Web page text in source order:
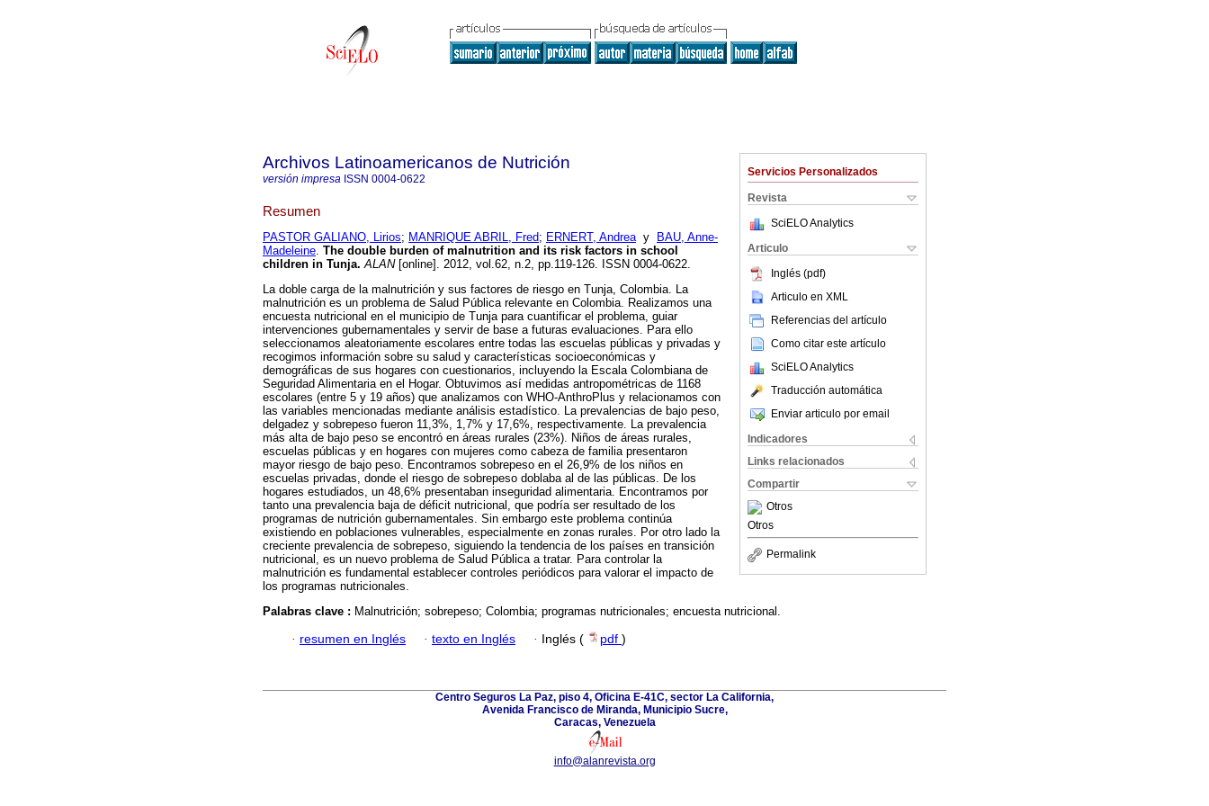
Servicios Personalizados
Revista
SciELO Analytics
Articulo
Inglés (pdf)
Articulo en XML
Referencias del artículo
Como citar este artículo
SciELO Analytics
Traducción automática
Enviar articulo por email
Indicadores
Links relacionados
Compartir
Otros
Otros
Permalink
Archivos Latinoamericanos de Nutrición
versión impresa ISSN 0004-0622
Resumen
PASTOR GALIANO, Lirios; MANRIQUE ABRIL, Fred; ERNERT, Andreay
BAU, Anne-
Madeleine. The double burden of malnutrition and its risk factors in school
children in Tunja. ALAN[online]. 2012, vol.62, n.2, pp.119-126. ISSN 0004-0622.
La doble carga de la malnutrición y sus factores de riesgo en Tunja, Colombia. La
malnutrición es un problema de Salud Pública relevante en Colombia. Realizamos una
encuesta nutricional en el municipio de Tunja para cuantificar el problema, guiar
intervenciones gubernamentales y servir de base a futuras evaluaciones. Para ello
seleccionamos aleatoriamente escolares entre todas las escuelas públicas y privadas y
recogimos información sobre su salud y características socioeconómicas y
demográficas de sus hogares con cuestionarios, incluyendo la Escala Colombiana de
Seguridad Alimentaria en el Hogar. Obtuvimos así medidas antropométricas de 1168
escolares (entre 5 y 19 años) que analizamos con WHO-AnthroPlus y relacionamos con
las variables mencionadas mediante análisis estadístico. La prevalencias de bajo peso,
delgadez y sobrepeso fueron 11,3%, 1,7% y 17,6%, respectivamente. La prevalencia
más alta de bajo peso se encontró en áreas rurales (23%). Niños de áreas rurales,
escuelas públicas y en hogares con mujeres como cabeza de familia presentaron
mayor riesgo de bajo peso. Encontramos sobrepeso en el 26,9% de los niños en
escuelas privadas, donde el riesgo de sobrepeso doblaba al de las públicas. De los
hogares estudiados, un 48,6% presentaban inseguridad alimentaria. Encontramos por
tanto una prevalencia baja de déficit nutricional, que podría ser resultado de los
programas de nutrición gubernamentales. Sin embargo este problema continúa
existiendo en poblaciones vulnerables, especialmente en zonas rurales. Por otro lado la
creciente prevalencia de sobrepeso, siguiendo la tendencia de los países en transición
nutricional, es un nuevo problema de Salud Pública a tratar. Para controlar la
malnutrición es fundamental establecer controles periódicos para valorar el impacto de
los programas nutricionales.
Palabras clave : Malnutrición; sobrepeso; Colombia; programas nutricionales; encuesta nutricional.
· resumen en Inglés · texto en Inglés · Inglés ( pdf )
Centro Seguros La Paz, piso 4, Oficina E-41C, sector La California,
Avenida Francisco de Miranda, Municipio Sucre,
Caracas, Venezuela
info@alanrevista.org